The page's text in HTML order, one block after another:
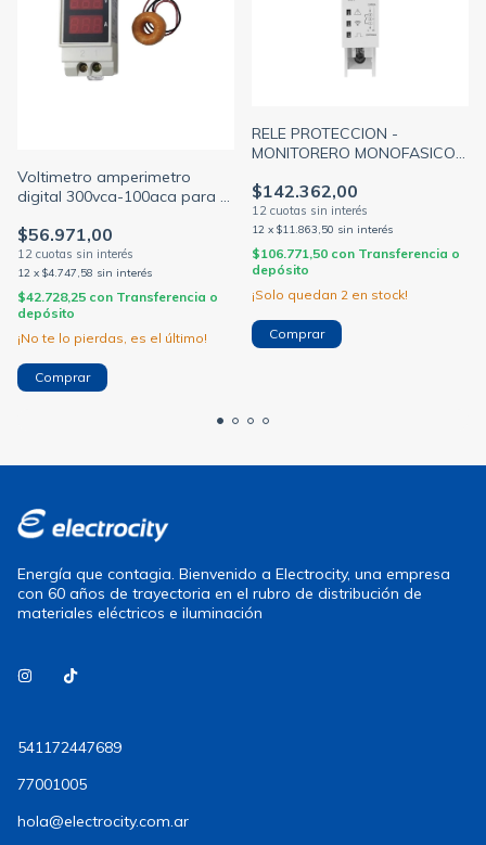
Voltimetro amperimetro
digital 300vca-100aca para 2
$56.971,00
12 x $4.747,58 sin interés
$42.728,25 con Transferencia o
depósito
¡No te lo pierdas, es el último!
RELE PROTECCION -
MONITORERO MONOFASICO
SMART
$142.362,00
12 x $11.863,50 sin interés
$106.771,50 con Transferencia o
depósito
¡Solo quedan 2 en stock!
Energía que contagia. Bienvenido a Electrocity, una empresa
con 60 años de trayectoria en el rubro de distribución de
materiales eléctricos e iluminación
541172447689
77001005
hola@electrocity.com.ar